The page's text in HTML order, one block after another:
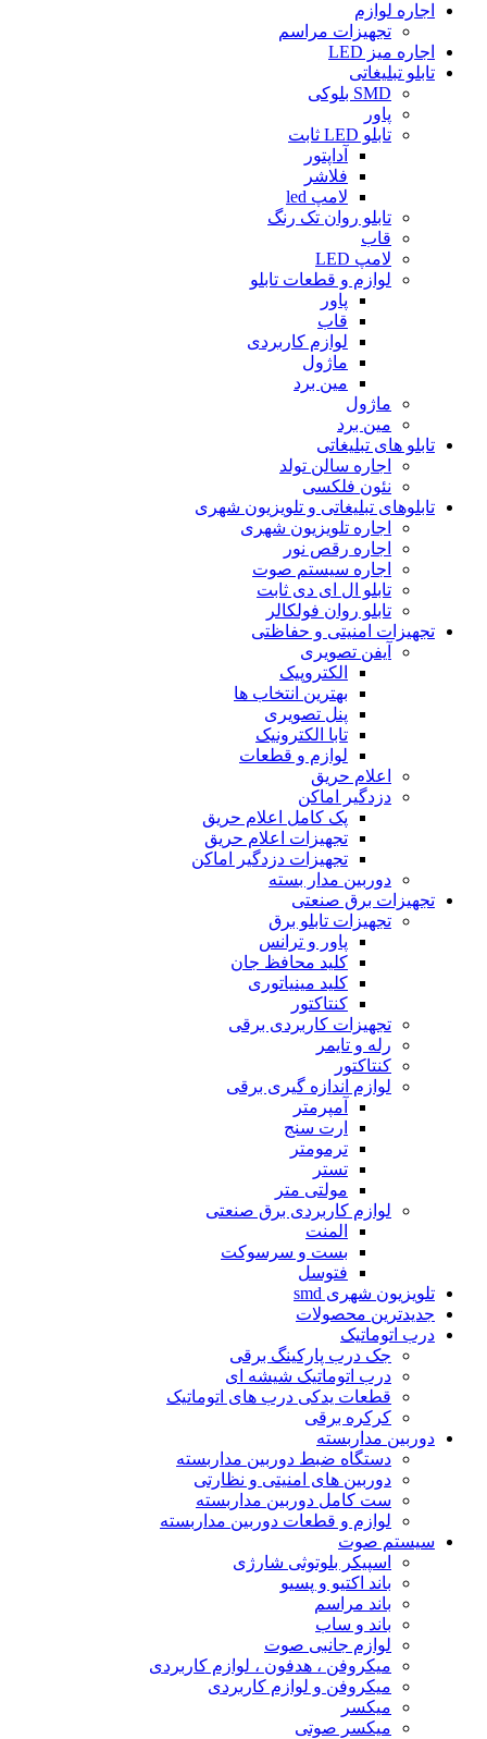
اجاره لوازم
تجهیزات مراسم
اجاره میز LED
تابلو تبلیغاتى
SMD بلوکی
پاور
تابلو LED ثابت
آداپتور
فلاشر
لامپ led
تابلو روان تک رنگ
قاب
لامپ LED
لوازم و قطعات تابلو
پاور
قاب
لوازم کاربردی
ماژول
مین برد
ماژول
مین برد
تابلو های تبلیغاتی
اجاره سالن تولد
نئون فلکسی
تابلوهاى تبلیغاتى و تلویزیون شهری
اجاره تلویزیون شهری
اجاره رقص نور
اجاره سیستم صوت
تابلو ال ای دی ثابت
تابلو روان فولکالر
تجهیزات امنیتى و حفاظتی
آیفن تصویری
الکتروپیک
بهترین انتخاب ها
پنل تصویری
تابا الکترونیک
لوازم و قطعات
اعلام حریق
دزدگیر اماکن
پک کامل اعلام حریق
تجهیزات اعلام حریق
تجهیزات دزدگیر اماکن
دوربین مدار بسته
تجهیزات برق صنعتی
تجهیزات تابلو برق
پاور و ترانس
کلید محافظ جان
کلید مینیاتورى
کنتاکتور
تجهیزات کاربردى برقى
رله و تایمر
کنتاکتور
لوازم اندازه گیرى برقى
آمپرمتر
ارت سنج
ترمومتر
تستر
مولتى متر
لوازم کاربردى برق صنعتى
المنت
بست و سرسوکت
فتوسل
تلویزیون شهرى smd
جدیدترین محصولات
درب اتوماتیک
جک درب پارکینگ برقی
درب اتوماتیک شیشه ای
قطعات یدکی درب های اتوماتیک
کرکره برقی
دوربین مداربسته
دستگاه ضبط دوربین مداربسته
دوربین های امنیتی و نظارتی
ست کامل دوربین مداربسته
لوازم و قطعات دوربین مداربسته
سیستم صوت
اسپیکر بلوتوثى شارژى
باند اکتیو و پسیو
باند مراسم
باند و ساب
لوازم جانبی صوت
میکروفن ، هدفون ، لوازم کاربردى
میکروفن و لوازم کاربردى
میکسر
میکسر صوتی